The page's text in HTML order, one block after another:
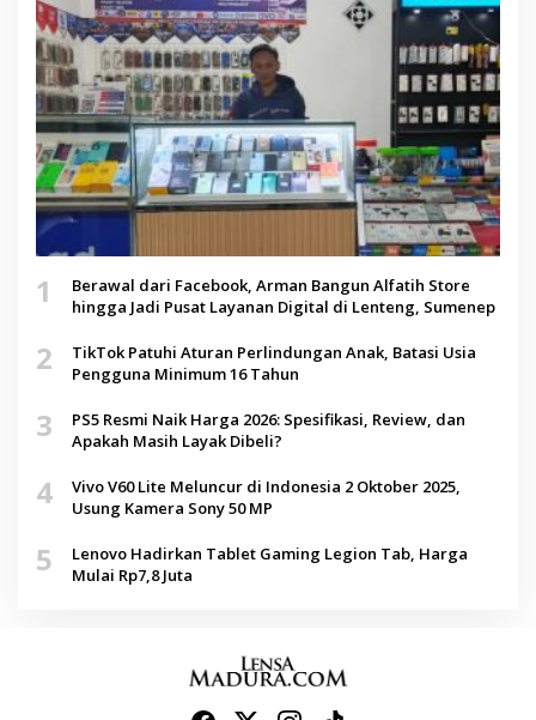
1
Berawal dari Facebook, Arman Bangun Alfatih Store
hingga Jadi Pusat Layanan Digital di Lenteng, Sumenep
2
TikTok Patuhi Aturan Perlindungan Anak, Batasi Usia
Pengguna Minimum 16 Tahun
3
PS5 Resmi Naik Harga 2026: Spesifikasi, Review, dan
Apakah Masih Layak Dibeli?
4
Vivo V60 Lite Meluncur di Indonesia 2 Oktober 2025,
Usung Kamera Sony 50 MP
5
Lenovo Hadirkan Tablet Gaming Legion Tab, Harga
Mulai Rp7,8 Juta